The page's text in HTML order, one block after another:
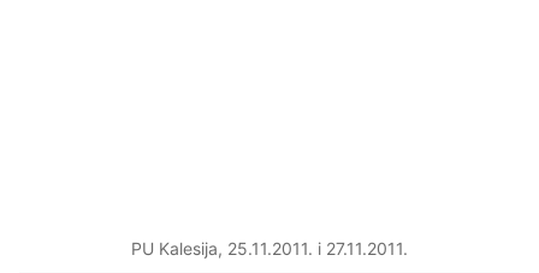
PU Kalesija, 25.11.2011. i 27.11.2011.